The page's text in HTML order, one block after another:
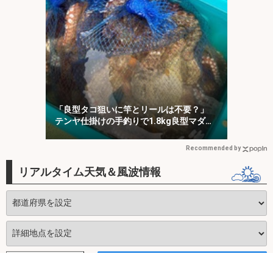
「良型タコ狙いに竿とリールは不要？」
テンヤ仕掛けの手釣りで1.8kg良型マダ
コ！【川崎丸・東京湾】
Recommended by
リアルタイム天気＆風波情報